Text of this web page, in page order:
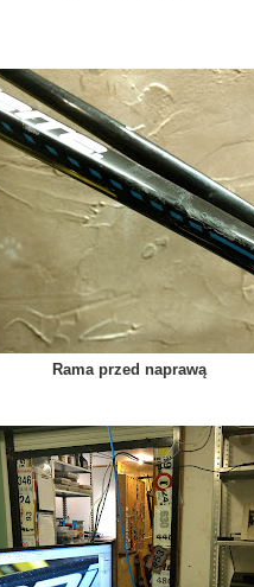
Rama przed naprawą